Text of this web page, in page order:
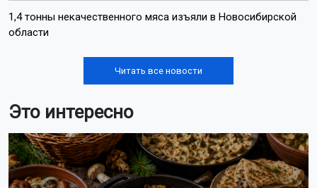
1,4 тонны некачественного мяса изъяли в Новосибирской
области
Читать все новости
Это интересно